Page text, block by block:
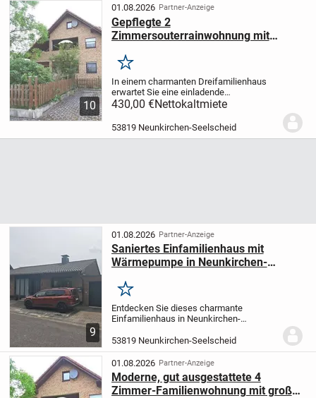
insgesamt 5...
10
01.08.2026 Partner-Anzeige
Gepflegte 2
Zimmersouterrainwohnung mit
Seelscheid
Merken
In einem charmanten Dreifamilienhaus
erwartet Sie eine einladende
Souterrainwohnung, die mit zwei hellen
Zimmern und einem großzügigen
Badezimmer überzeugt. Der praktische
Abstellraum bietet...
430,00 €Nettokaltmiete
53819 Neunkirchen-Seelscheid
9
01.08.2026 Partner-Anzeige
Saniertes Einfamilienhaus mit
Wärmepumpe in Neunkirchen-
Merken
Entdecken Sie dieses charmante
Einfamilienhaus in Neunkirchen-
Wohnfläche von 205 Quadratmetern und
einer Grundstücksfläche von 624
Quadratmetern großzügigen...
53819 Neunkirchen-Seelscheid
01.08.2026 Partner-Anzeige
Moderne, gut ausgestattete 4
Zimmer-Familienwohnung mit großer